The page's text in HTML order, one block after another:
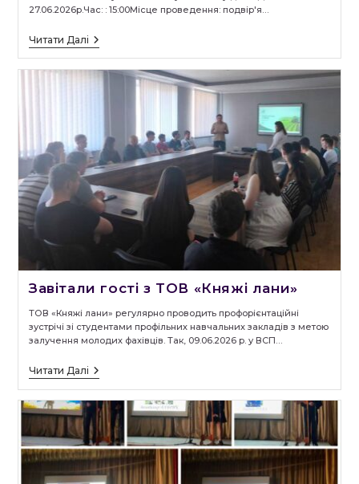
27.06.2026р.Час: : 15:00Місце проведення: подвір'я…
Читати ДаліЗапрошення
На
ВИПУСКНИЙ
ВЕЧІР
Завітали гості з ТОВ «Княжі лани»
ТОВ «Княжі лани» регулярно проводить профорієнтаційні
зустрічі зі студентами профільних навчальних закладів з метою
залучення молодих фахівців. Так, 09.06.2026 р. у ВСП…
Читати ДаліЗавітали
З
ТОВ
«Княжі
Лани»